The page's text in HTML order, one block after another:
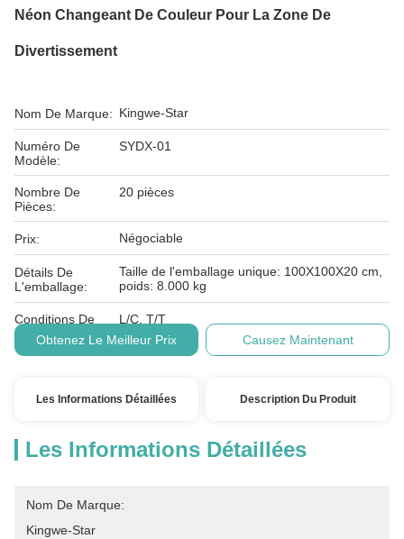
Néon Changeant De Couleur Pour La Zone De
Divertissement
Nom De Marque: Kingwe-Star
Numéro De
Modèle:
SYDX-01
Nombre De
Pièces:
20 pièces
Prix: Négociable
Détails De
L'emballage:
Taille de l'emballage unique: 100X100X20 cm,
poids: 8.000 kg
Conditions De
Paiement:
L/C, T/T
Obtenez Le Meilleur Prix
Causez Maintenant
Les Informations Détaillées Description Du Produit
Les Informations Détaillées
Nom De Marque:
Kingwe-Star